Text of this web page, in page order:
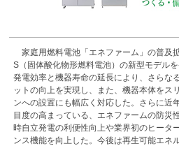
家庭用燃料電池「エネファーム」の普及
S（固体酸化物形燃料電池）の新型モデル
発電効率と機器寿命の延長により、さらな
ットの向上を実現し、また、機器本体をス
ンへの設置にも幅広く対応した。さらに近
目度の高まっている、エネファームの防災
時自立発電の利便性向上や業界初のヒータ
ンス機能を向上した。今後は再生可能エネ